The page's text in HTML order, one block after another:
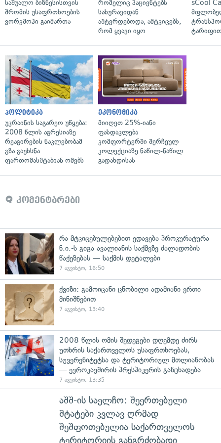
საშუალო ბიზნესისთვის
შრომის უსაფრთხოების
ვორკშოპი გაიმართა
რომელიც პაციენტებს
სახურავიდან
აშტერდებოდა, ამტკიცებს,
რომ ყვავი იყო
sCool
პოლიტიკა
უკრაინის საგარეო უწყება:
2008 წლის აგრესიაზე
რეაგირების ნაკლებობამ
გზა გაუხსნა
ფართომასშტაბიან ომებს
ეკონომიკა
მიიღეთ 25%-იანი
ფასდაკლება
კომფორტერში შერჩეულ
კოლექციაზე ნაწილ-ნაწილ
გადახდისას
კომენტარები
რა მტკიცებულებებით ედავება პროკურატურა
ნ.ი.-ს გიგა ავალიანის საქმეზე ძალადობის
წაქეზებას — საქმის დეტალები
7 აგვისტო, 16:50
ქვიზი: გამოიცანი ცნობილი ადამიანი ერთი
მინიშნებით
7 აგვისტო, 13:40
2008 წლის ომის შედეგები დღემდე ძირს
უთხრის საქართველოს უსაფრთხოებას,
სუვერენიტეტსა და ტერიტორიულ მთლიანობას
— ევროკავშირის პრესპიკერის განცხადება
7 აგვისტო, 13:35
აშშ-ის საელჩო: შეერთებული
შტატები კვლავ ღრმად
შეშფოთებულია საქართველოს
ტერიტორიის განგრძობადი